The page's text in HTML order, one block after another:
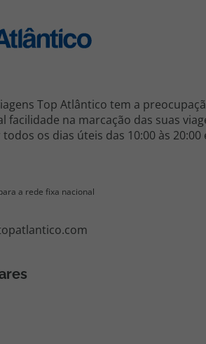
Top Atlântico tem a
facilidade na marcação das suas
os dias úteis das 10:00 às 20:00
a rede fixa nacional